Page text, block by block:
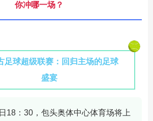
你冲哪一场？
足球超级联赛：回归主场的足球
盛宴
日 18 ： 30 ，包头奥体中心体育场将上